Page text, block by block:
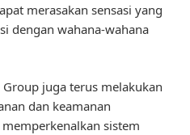
merasakan sensasi yang
dengan wahana-wahana
juga terus melakukan
dan keamanan
sistem